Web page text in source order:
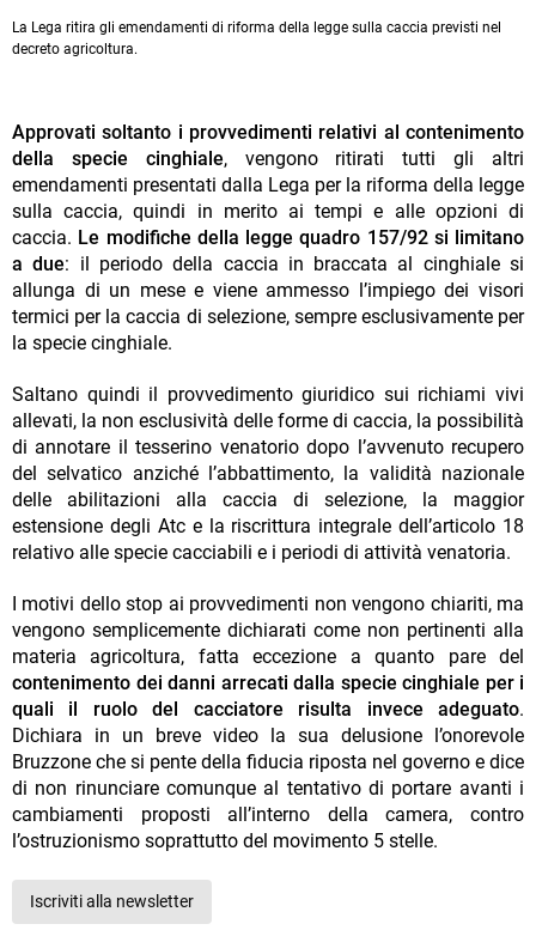
La Lega ritira gli emendamenti di riforma della legge sulla caccia previsti nel
decreto agricoltura.
Approvati soltanto i provvedimenti relativi al contenimento
della specie cinghiale, vengono ritirati tutti gli altri
emendamenti presentati dalla Lega per la riforma della legge
sulla caccia, quindi in merito ai tempi e alle opzioni di
caccia. Le modifiche della legge quadro 157/92 si limitano
a due: il periodo della caccia in braccata al cinghiale si
allunga di un mese e viene ammesso l’impiego dei visori
termici per la caccia di selezione, sempre esclusivamente per
la specie cinghiale.
Saltano quindi il provvedimento giuridico sui richiami vivi
allevati, la non esclusività delle forme di caccia, la possibilità
di annotare il tesserino venatorio dopo l’avvenuto recupero
del selvatico anziché l’abbattimento, la validità nazionale
delle abilitazioni alla caccia di selezione, la maggior
estensione degli Atc e la riscrittura integrale dell’articolo 18
relativo alle specie cacciabili e i periodi di attività venatoria.
I motivi dello stop ai provvedimenti non vengono chiariti, ma
vengono semplicemente dichiarati come non pertinenti alla
materia agricoltura, fatta eccezione a quanto pare del
contenimento dei danni arrecati dalla specie cinghiale per i
quali il ruolo del cacciatore risulta invece adeguato.
Dichiara in un breve video la sua delusione l’onorevole
Bruzzone che si pente della fiducia riposta nel governo e dice
di non rinunciare comunque al tentativo di portare avanti i
cambiamenti proposti all’interno della camera, contro
l’ostruzionismo soprattutto del movimento 5 stelle.
Iscriviti alla newsletter